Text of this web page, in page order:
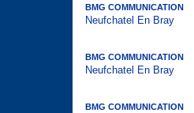
BMG COMMUNICATION
Neufchatel En Bray
BMG COMMUNICATION
Neufchatel En Bray
BMG COMMUNICATION